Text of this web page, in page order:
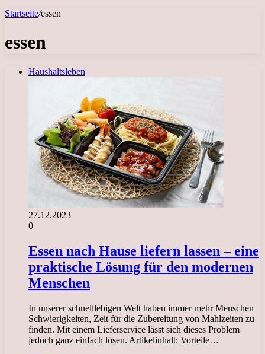
Startseite/essen
essen
Haushaltsleben
27.12.2023
0
Essen nach Hause liefern lassen – eine
praktische Lösung für den modernen
Menschen
In unserer schnelllebigen Welt haben immer mehr Menschen
Schwierigkeiten, Zeit für die Zubereitung von Mahlzeiten zu
finden. Mit einem Lieferservice lässt sich dieses Problem
jedoch ganz einfach lösen. Artikelinhalt: Vorteile…